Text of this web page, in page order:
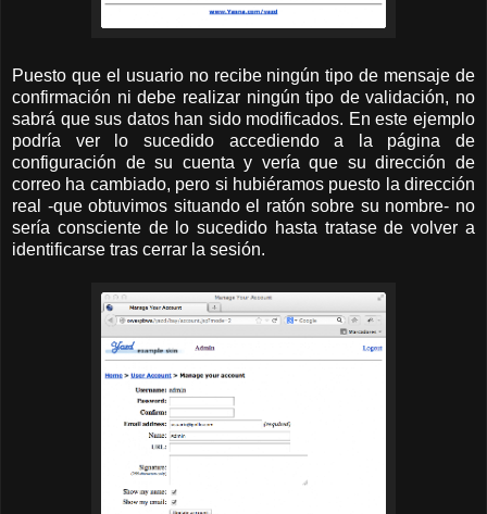
Puesto que el usuario no recibe ningún tipo de mensaje de
confirmación ni debe realizar ningún tipo de validación, no
sabrá que sus datos han sido modificados. En este ejemplo
podría ver lo sucedido accediendo a la página de
configuración de su cuenta y vería que su dirección de
correo ha cambiado, pero si hubiéramos puesto la dirección
real -que obtuvimos situando el ratón sobre su nombre- no
sería consciente de lo sucedido hasta tratase de volver a
identificarse tras cerrar la sesión.